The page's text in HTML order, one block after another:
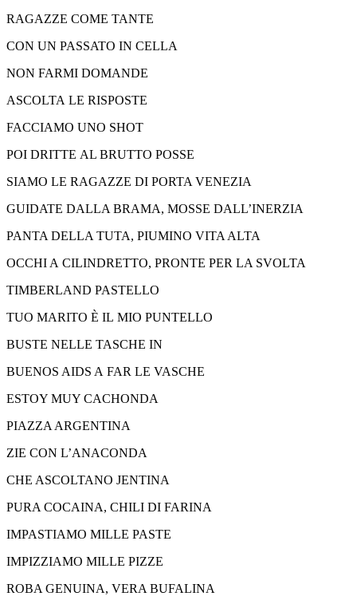
RAGAZZE COME TANTE
CON UN PASSATO IN CELLA
NON FARMI DOMANDE
ASCOLTA LE RISPOSTE
FACCIAMO UNO SHOT
POI DRITTE AL BRUTTO POSSE
SIAMO LE RAGAZZE DI PORTA VENEZIA
GUIDATE DALLA BRAMA, MOSSE DALL’INERZIA
PANTA DELLA TUTA, PIUMINO VITA ALTA
OCCHI A CILINDRETTO, PRONTE PER LA SVOLTA
TIMBERLAND PASTELLO
TUO MARITO È IL MIO PUNTELLO
BUSTE NELLE TASCHE IN
BUENOS AIDS A FAR LE VASCHE
ESTOY MUY CACHONDA
PIAZZA ARGENTINA
ZIE CON L’ANACONDA
CHE ASCOLTANO JENTINA
PURA COCAINA, CHILI DI FARINA
IMPASTIAMO MILLE PASTE
IMPIZZIAMO MILLE PIZZE
ROBA GENUINA, VERA BUFALINA